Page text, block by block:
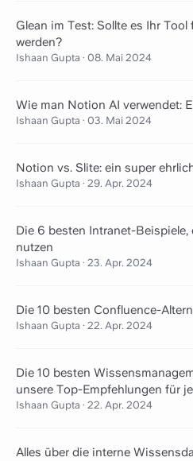
Glean im Test: Sollte es Ihr
werden?
Ishaan Gupta · 08. Mai 2024
Wie man Notion AI verwendet:
Ishaan Gupta · 03. Mai 2024
Notion vs. Slite: ein super
Ishaan Gupta · 29. Apr. 2024
Die 6 besten Intranet-
nutzen
Ishaan Gupta · 23. Apr. 2024
Die 10 besten Confluence-
Ishaan Gupta · 22. Apr. 2024
Die 10 besten
unsere Top-Empfehlungen für
Ishaan Gupta · 22. Apr. 2024
Alles über die interne